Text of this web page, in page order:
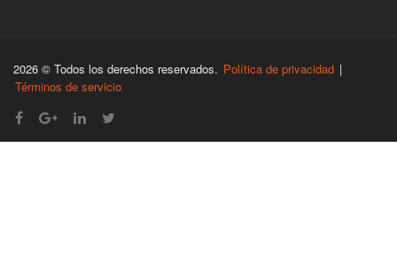
2026 © Todos los derechos reservados. Política de privacidad |
Términos de servicio